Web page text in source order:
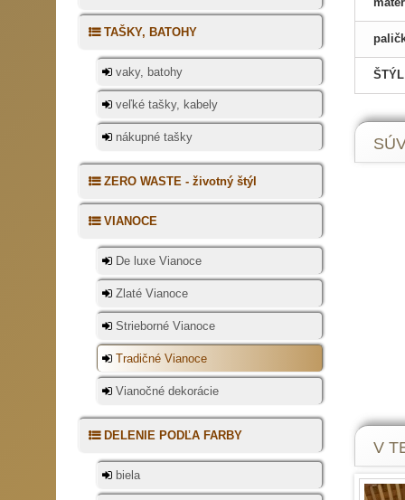
TAŠKY, BATOHY
vaky, batohy
veľké tašky, kabely
nákupné tašky
ZERO WASTE - životný štýl
VIANOCE
De luxe Vianoce
Zlaté Vianoce
Strieborné Vianoce
Tradičné Vianoce
Vianočné dekorácie
DELENIE PODĽA FARBY
biela
k
v
sú
ŠTÝL
V